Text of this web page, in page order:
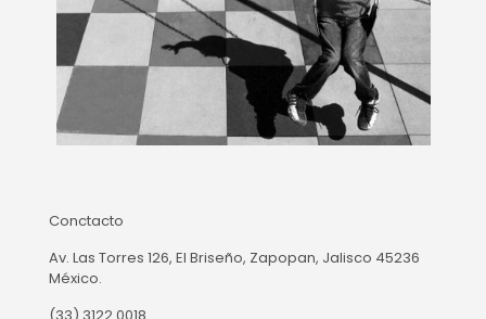
Conctacto
Av. Las Torres 126, El Briseño, Zapopan, Jalisco 45236
México.